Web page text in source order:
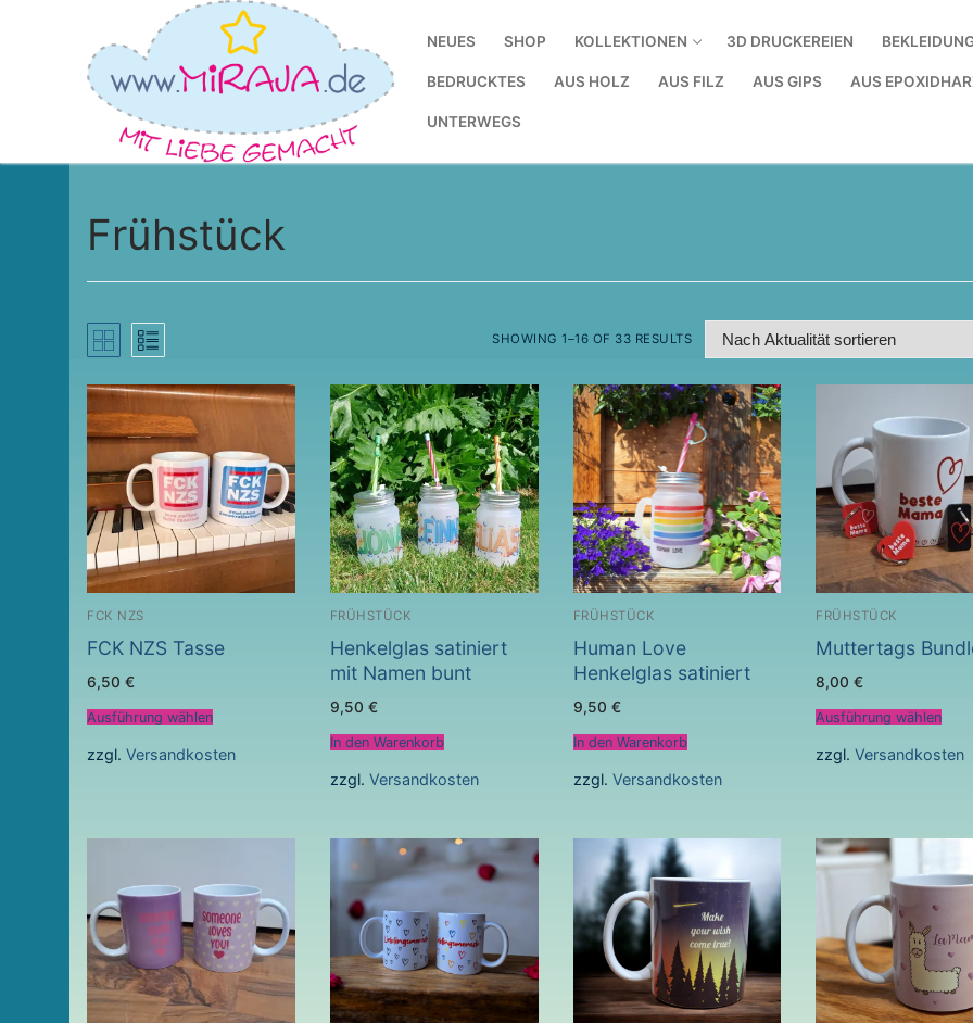
NEUES SHOP KOLLEKTIONEN 3D DRUCKEREIEN
BEDRUCKTES AUS HOLZ AUS FILZ AUS GIPS AUS
UNTERWEGS
Frühstück
SHOWING 1–16 OF 33 RESULTS
FCK NZS
FCK NZS Tasse
6,50 €
Ausführung wählen
zzgl. Versandkosten
FRÜHSTÜCK
Henkelglas satiniert
mit Namen bunt
9,50 €
In den Warenkorb
zzgl. Versandkosten
FRÜHSTÜCK
Human Love
Henkelglas satiniert
9,50 €
In den Warenkorb
zzgl. Versandkosten
FRÜHSTÜCK
Muttertags
8,00€
Ausführung wählen
zzgl.Versandkosten